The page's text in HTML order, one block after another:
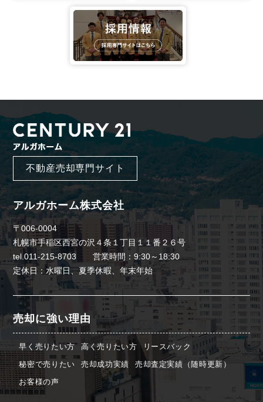
不動産売却専門サイト
アルガホーム株式会社
〒006-0004
札幌市手稲区西宮の沢４条１丁目１１番２６号
tel.011-215-8703 営業時間：9:30～18:30
定休日：水曜日、夏季休暇、年末年始
売却に強い理由
早く売りたい方 高く売りたい方
リースバック
秘密で売りたい
売却成功実績
売却査定実績（随時更新）
お客様の声